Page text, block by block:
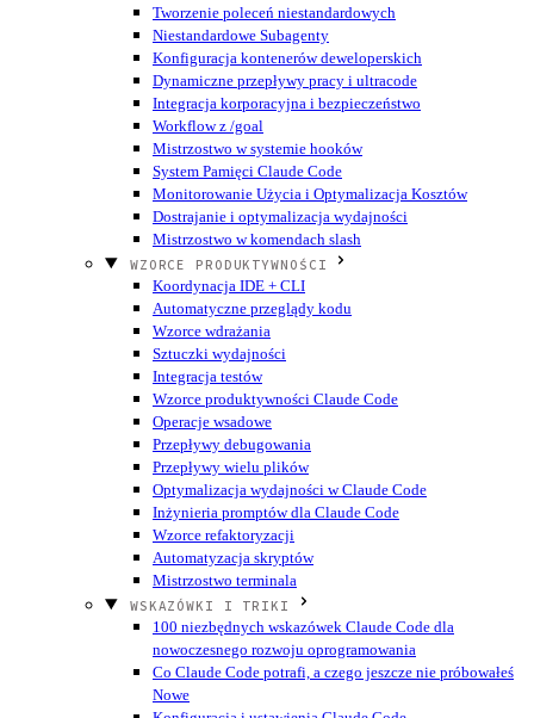
Tworzenie poleceń niestandardowych
Niestandardowe Subagenty
Konfiguracja kontenerów deweloperskich
Dynamiczne przepływy pracy i ultracode
Integracja korporacyjna i bezpieczeństwo
Workflow z /goal
Mistrzostwo w systemie hooków
System Pamięci Claude Code
Monitorowanie Użycia i Optymalizacja Kosztów
Dostrajanie i optymalizacja wydajności
Mistrzostwo w komendach slash
WZORCE PRODUKTYWNOŚCI
Koordynacja IDE + CLI
Automatyczne przeglądy kodu
Wzorce wdrażania
Sztuczki wydajności
Integracja testów
Wzorce produktywności Claude Code
Operacje wsadowe
Przepływy debugowania
Przepływy wielu plików
Optymalizacja wydajności w Claude Code
Inżynieria promptów dla Claude Code
Wzorce refaktoryzacji
Automatyzacja skryptów
Mistrzostwo terminala
WSKAZÓWKI I TRIKI
100 niezbędnych wskazówek Claude Code dla
nowoczesnego rozwoju oprogramowania
Co Claude Code potrafi, a czego jeszcze nie próbowałeś
Nowe